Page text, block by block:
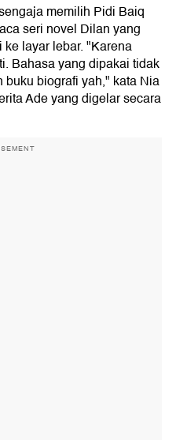
memilih Pidi Baiq
seri novel Dilan yang
layar lebar. "Karena
Bahasa yang dipakai tidak
biografi yah," kata Nia
Ade yang digelar secara